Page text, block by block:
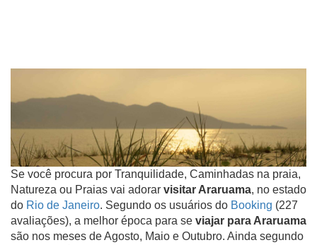
Se você procura por Tranquilidade, Caminhadas na praia,
Natureza ou Praias vai adorar visitar Araruama, no estado
do Rio de Janeiro. Segundo os usuários do Booking (227
avaliações), a melhor época para se viajar para Araruama
são nos meses de Agosto, Maio e Outubro. Ainda segundo